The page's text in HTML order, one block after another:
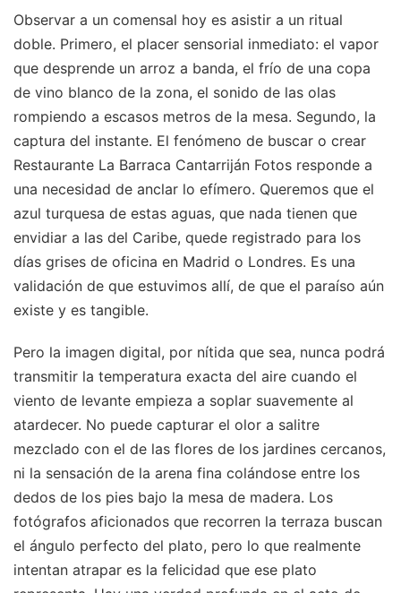
Observar a un comensal hoy es asistir a un ritual
doble. Primero, el placer sensorial inmediato: el vapor
que desprende un arroz a banda, el frío de una copa
de vino blanco de la zona, el sonido de las olas
rompiendo a escasos metros de la mesa. Segundo, la
captura del instante. El fenómeno de buscar o crear
Restaurante La Barraca Cantarriján Fotos responde a
una necesidad de anclar lo efímero. Queremos que el
azul turquesa de estas aguas, que nada tienen que
envidiar a las del Caribe, quede registrado para los
días grises de oficina en Madrid o Londres. Es una
validación de que estuvimos allí, de que el paraíso aún
existe y es tangible.
Pero la imagen digital, por nítida que sea, nunca podrá
transmitir la temperatura exacta del aire cuando el
viento de levante empieza a soplar suavemente al
atardecer. No puede capturar el olor a salitre
mezclado con el de las flores de los jardines cercanos,
ni la sensación de la arena fina colándose entre los
dedos de los pies bajo la mesa de madera. Los
fotógrafos aficionados que recorren la terraza buscan
el ángulo perfecto del plato, pero lo que realmente
intentan atrapar es la felicidad que ese plato